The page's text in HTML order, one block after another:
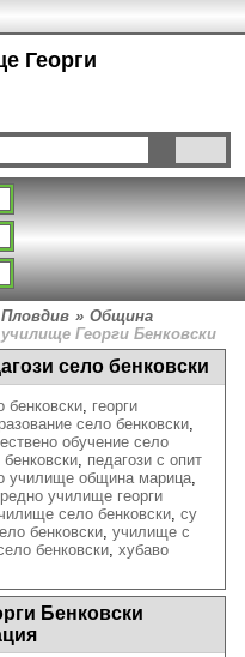
Георги
» Община
Георги Бенковски
село бенковски
бенковски, георги
село бенковски,
обучение село
, педагози с опит
училище община марица,
училище георги
село бенковски, су
бенковски, училище с
бенковски, хубаво
Бенковски